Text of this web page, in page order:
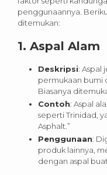
penggunaannya.
ditemukan:
1. Aspal Alam
Deskripsi: Aspal
permukaan bumi
Biasanya
Contoh: Aspal
seperti Trinidad,
Asphalt.”
Penggunaan:
produk lainnya,
dengan aspal